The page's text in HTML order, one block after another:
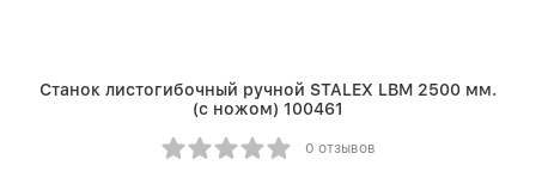
Станок листогибочный ручной STALEX LBM 2500 мм.
(с ножом) 100461
0 отзывов